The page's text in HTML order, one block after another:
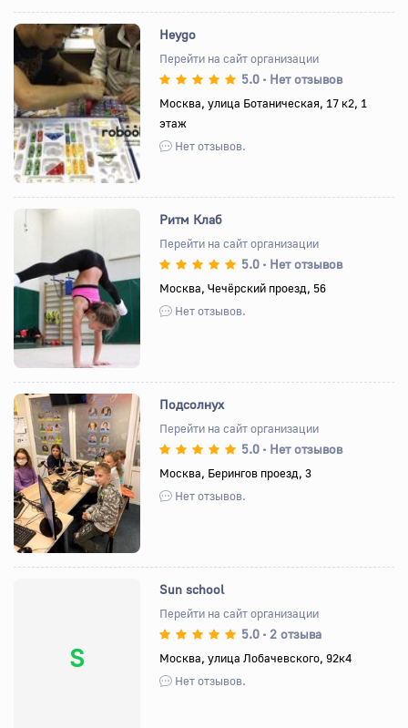
Назад Вперед
Heygo
Перейти на сайт организации
5.0 • Нет отзывов
Москва, улица Ботаническая, 17 к2, 1
этаж
Нет отзывов.
Назад Вперед
Ритм Клаб
Перейти на сайт организации
5.0 • Нет отзывов
Москва, Чечёрский проезд, 56
Нет отзывов.
Назад Вперед
Подсолнух
Перейти на сайт организации
5.0 • Нет отзывов
Москва, Берингов проезд, 3
Нет отзывов.
S
Sun school
Перейти на сайт организации
5.0 • 2 отзыва
Москва, улица Лобачевского, 92к4
Нет отзывов.